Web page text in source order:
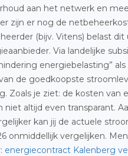
aan het netwerk en
zijn er nog de
(bijv. Vitens) belast dit
Via landelijke
energiebelasting”
de goedkoopste
Zoals je ziet: de kosten van
niet altijd even transparant.
kan jij de actuele
onmiddellijk vergelijken.
energiecontract Kalenberg